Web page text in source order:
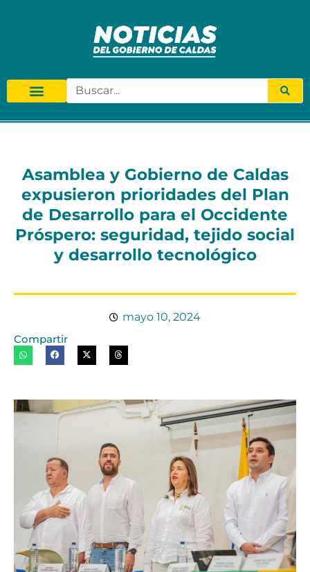
Asamblea y Gobierno de Caldas
expusieron prioridades del Plan
de Desarrollo para el Occidente
Próspero: seguridad, tejido social
y desarrollo tecnológico
mayo 10, 2024
Compartir